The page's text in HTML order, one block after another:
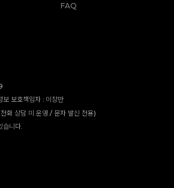
FAQ
보 보호책임자 : 이창만
화 상담 미 운영 / 문자 발신 전용)
습니다.